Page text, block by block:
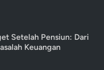
Setelah Pensiun: Dari
Keuangan